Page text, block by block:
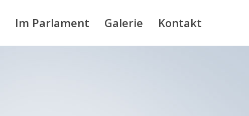
Im Parlament Galerie Kontakt